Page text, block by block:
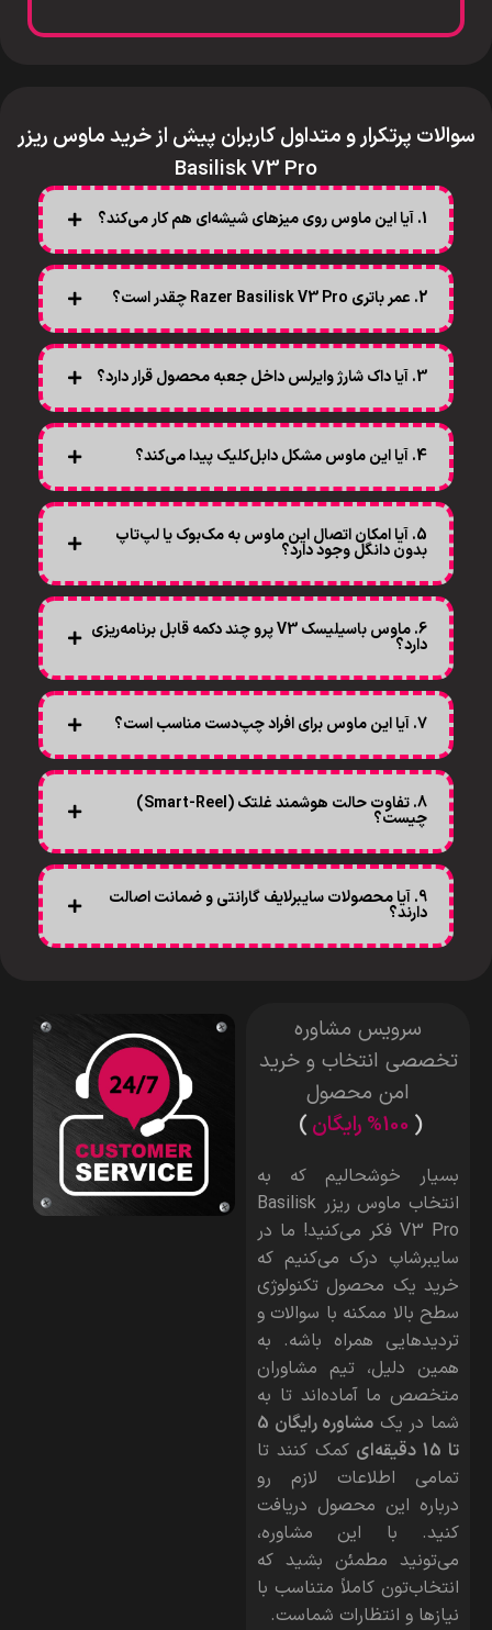
سوالات پرتکرار و متداول کاربران پیش از خرید ماوس ریزر
Basilisk V3 Pro
1. آیا این ماوس روی میزهای شیشه‌ای هم کار می‌کند؟
2. عمر باتری Razer Basilisk V3 Pro چقدر است؟
3. آیا داک شارژ وایرلس داخل جعبه محصول قرار دارد؟
4. آیا این ماوس مشکل دابل‌کلیک پیدا می‌کند؟
5. آیا امکان اتصال این ماوس به مک‌بوک یا لپ‌تاپ
بدون دانگل وجود دارد؟
6. ماوس باسیلیسک V3 پرو چند دکمه قابل برنامه‌ریزی
دارد؟
7. آیا این ماوس برای افراد چپ‌دست مناسب است؟
8. تفاوت حالت هوشمند غلتک (Smart-Reel)
چیست؟
9. آیا محصولات سایبرلایف گارانتی و ضمانت اصالت
دارند؟
سرویس مشاوره
تخصصی انتخاب و خرید
امن محصول
( %100 رایگان )
بسیار خوشحالیم که به
انتخاب ماوس ریزر Basilisk
V3 Pro فکر می‌کنید! ما در
سایبرشاپ درک می‌کنیم که
خرید یک محصول تکنولوژی
سطح بالا ممکنه با سوالات و
تردیدهایی همراه باشه. به
همین دلیل، تیم مشاوران
متخصص ما آماده‌اند تا به
شما در یک
مشاوره رایگان 5
تا 15 دقیقه‌ای
کمک کنند تا
تمامی اطلاعات لازم رو
درباره این محصول دریافت
کنید. با این مشاوره،
می‌تونید مطمئن بشید که
انتخاب‌تون کاملاً متناسب با
نیازها و انتظارات شماست.